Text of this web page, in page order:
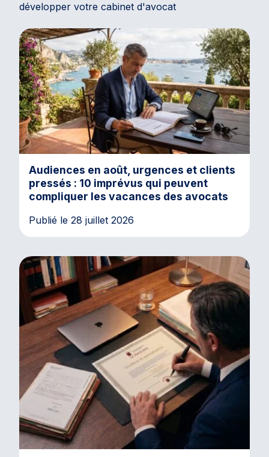
développer votre cabinet d'avocat
Audiences en août, urgences et clients
pressés : 10 imprévus qui peuvent
compliquer les vacances des avocats
Publié le 28 juillet 2026